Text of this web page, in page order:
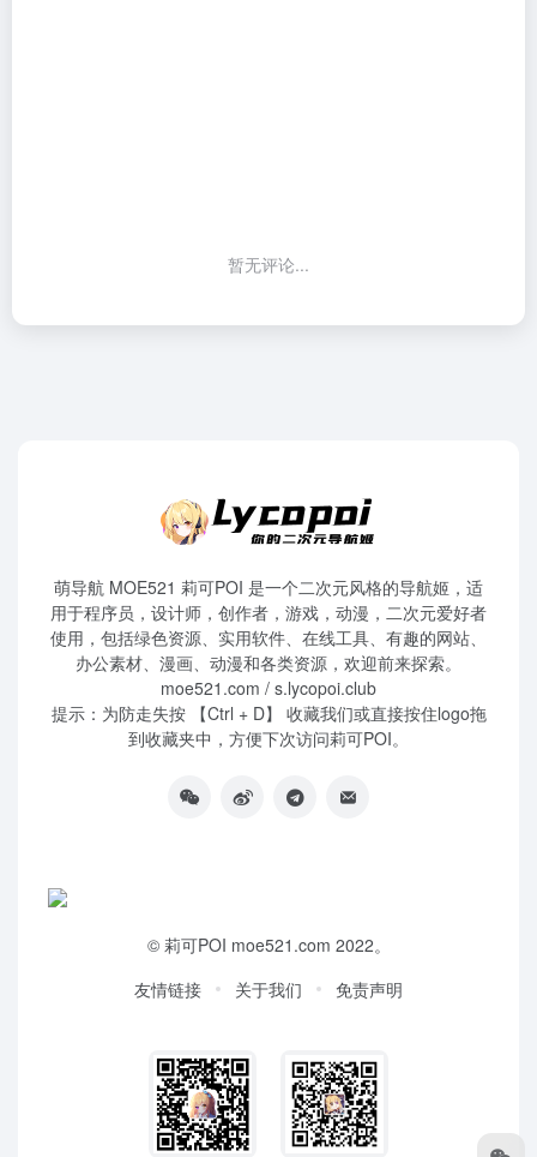
暂无评论...
萌导航 MOE521 莉可POI 是一个二次元风格的导航姬，适
用于程序员，设计师，创作者，游戏，动漫，二次元爱好者
使用，包括绿色资源、实用软件、在线工具、有趣的网站、
办公素材、漫画、动漫和各类资源，欢迎前来探索。
moe521.com / s.lycopoi.club
提示：为防走失按 【Ctrl + D】 收藏我们或直接按住logo拖
到收藏夹中，方便下次访问莉可POI。
© 莉可POI moe521.com 2022。
友情链接
关于我们 免责声明